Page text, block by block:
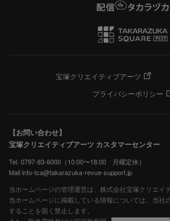
宝塚クリエイティブアーツ
プライバシーポリシー
【お問い合わせ】
宝塚クリエイティブアーツ カスタマーセンター
Tel. 0797-83-6000（10:00〜18:00 月曜定休）
Mail info-tca@takarazuka-revue-support.jp
当ホームページの管理運営は、株式会社宝塚クリエイ
当ホームページに掲載している情報については、当社
することを固く禁止します。